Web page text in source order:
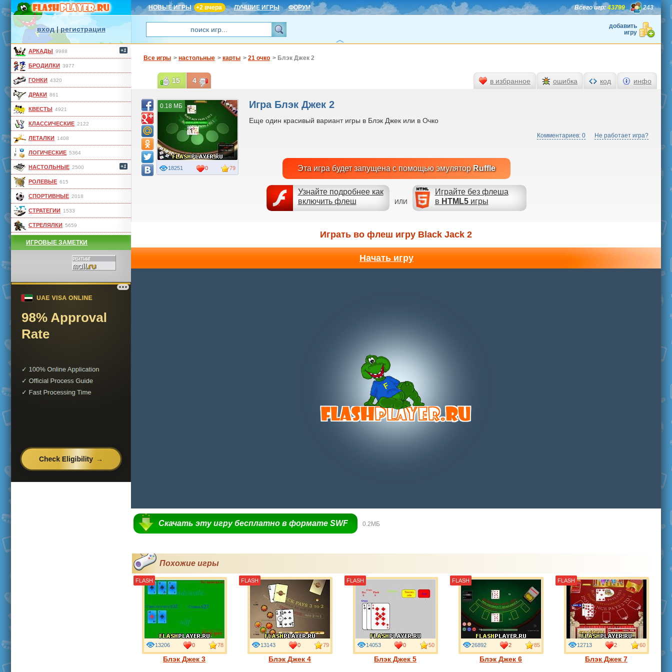
НОВЫЕ ИГРЫ +2 вчера ЛУЧШИЕ ИГРЫ ФОРУМ 243
Всего игр:43799
вход|регистрация
добавить
игру
АРКАДЫ 9988 +1
БРОДИЛКИ 3977
ГОНКИ 4320
ДРАКИ 861
КВЕСТЫ 4921
КЛАССИЧЕСКИЕ 2122
ЛЕТАЛКИ 1408
ЛОГИЧЕСКИЕ 5364
НАСТОЛЬНЫЕ 2500 +1
РОЛЕВЫЕ 615
СПОРТИВНЫЕ 2018
СТРАТЕГИИ 1533
СТРЕЛЯЛКИ 5659
ИГРОВЫЕ ЗАМЕТКИ
Все игры > настольные > карты > 21 очко > Блэк Джек 2
Игра Блэк Джек 2
Еще один красивый вариант игры в Блэк Джек или в Очко
Комментариев: 0 Не работает игра?
Эта игра будет запущена с помощью эмулятор Ruffle
Узнайте подробнее как
включить флеш
ИЛИ
Играйте без флеша
в HTML5игры
79
18251 0
0.18 МБ
15 4 в избранное ошибка код инфо
Играть во флеш игру Black Jack 2
Начать игру
Скачать эту игру бесплатно в формате SWF 0.2МБ
Похожие игры
Блэк Джек 3
13206 0 78
FLASH
Блэк Джек 4
13143 0 79
FLASH
Блэк Джек 5
14053 0 50
FLASH
Блэк Джек 6
26892 2 85
FLASH
Блэк Джек 7
12713 2 60
FLASH